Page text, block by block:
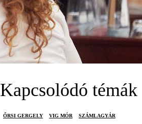
Kapcsolódó témák
ŐRSI GERGELY VIG MÓR SZÁMLAGYÁR